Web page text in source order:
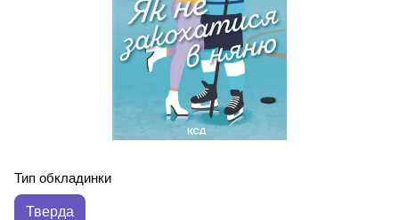
Тип обкладинки
Тверда